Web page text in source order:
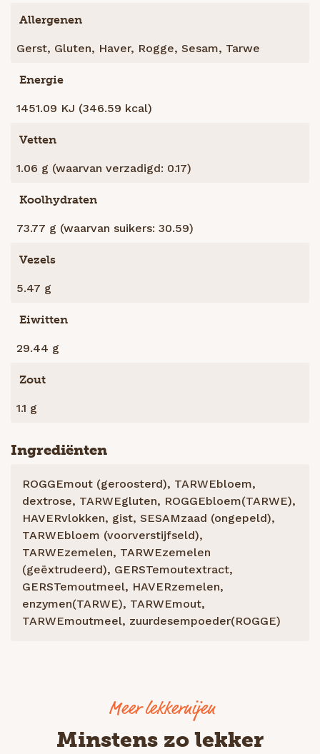
Allergenen
Gerst, Gluten, Haver, Rogge, Sesam, Tarwe
Energie
1451.09 KJ (346.59 kcal)
Vetten
1.06 g (waarvan verzadigd: 0.17)
Koolhydraten
73.77 g (waarvan suikers: 30.59)
Vezels
5.47 g
Eiwitten
29.44 g
Zout
1.1 g
Ingrediënten
ROGGEmout (geroosterd), TARWEbloem,
dextrose, TARWEgluten, ROGGEbloem(TARWE),
HAVERvlokken, gist, SESAMzaad (ongepeld),
TARWEbloem (voorverstijfseld),
TARWEzemelen, TARWEzemelen
(geëxtrudeerd), GERSTemoutextract,
GERSTemoutmeel, HAVERzemelen,
enzymen(TARWE), TARWEmout,
TARWEmoutmeel, zuurdesempoeder(ROGGE)
Minstens zo lekker